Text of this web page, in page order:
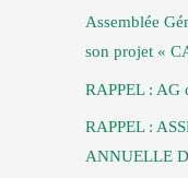
Assemblée
son projet «
RAPPEL : AG
RAPPEL :
ANNUELLE